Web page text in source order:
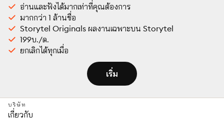
อ่านและฟังได้มากเท่าที่คุณต้องการ
มากกว่า 1 ล้านชื่อ
Storytel Originals ผลงานเฉพาะบน Storytel
199บ./ด.
ยกเลิกได้ทุกเมื่อ
เริ่ม
บริษัท
เกี่ยวกับ